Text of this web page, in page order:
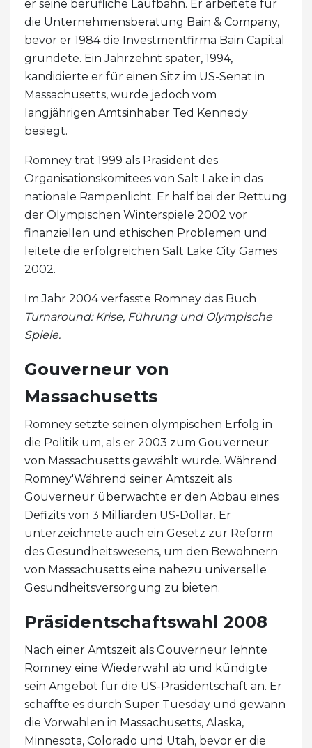
er seine berufliche Laufbahn. Er arbeitete für
die Unternehmensberatung Bain & Company,
bevor er 1984 die Investmentfirma Bain Capital
gründete. Ein Jahrzehnt später, 1994,
kandidierte er für einen Sitz im US-Senat in
Massachusetts, wurde jedoch vom
langjährigen Amtsinhaber Ted Kennedy
besiegt.
Romney trat 1999 als Präsident des
Organisationskomitees von Salt Lake in das
nationale Rampenlicht. Er half bei der Rettung
der Olympischen Winterspiele 2002 vor
finanziellen und ethischen Problemen und
leitete die erfolgreichen Salt Lake City Games
2002.
Im Jahr 2004 verfasste Romney das Buch
Turnaround: Krise, Führung und Olympische
Spiele.
Gouverneur von
Massachusetts
Romney setzte seinen olympischen Erfolg in
die Politik um, als er 2003 zum Gouverneur
von Massachusetts gewählt wurde. Während
Romney'Während seiner Amtszeit als
Gouverneur überwachte er den Abbau eines
Defizits von 3 Milliarden US-Dollar. Er
unterzeichnete auch ein Gesetz zur Reform
des Gesundheitswesens, um den Bewohnern
von Massachusetts eine nahezu universelle
Gesundheitsversorgung zu bieten.
Präsidentschaftswahl 2008
Nach einer Amtszeit als Gouverneur lehnte
Romney eine Wiederwahl ab und kündigte
sein Angebot für die US-Präsidentschaft an. Er
schaffte es durch Super Tuesday und gewann
die Vorwahlen in Massachusetts, Alaska,
Minnesota, Colorado und Utah, bevor er die